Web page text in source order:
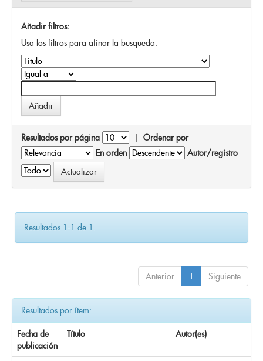
Añadir filtros:
Usa los filtros para afinar la busqueda.
Resultados por página | Ordenar por
En orden
Autor/registro
Resultados 1-1 de 1.
Anterior 1 Siguiente
Resultados por ítem:
Fecha de
publicación
Título Autor(es)